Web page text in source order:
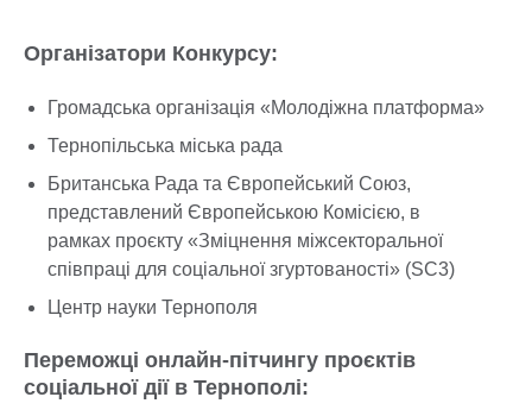
Організатори Конкурсу:
Громадська організація «Молодіжна платформа»
Тернопільська міська рада
Британська Рада та Європейський Союз,
представлений Європейською Комісією, в
рамках проєкту «Зміцнення міжсекторальної
співпраці для соціальної згуртованості» (SC3)
Центр науки Тернополя
Переможці онлайн-пітчингу проєктів
соціальної дії в Тернополі: